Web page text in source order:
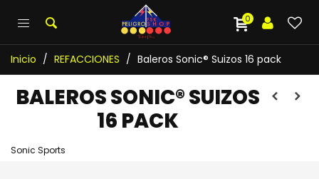
0
Inicio / REFACCIONES / Baleros Sonic® Suizos 16 pack
BALEROS SONIC® SUIZOS
16 PACK
Sonic Sports